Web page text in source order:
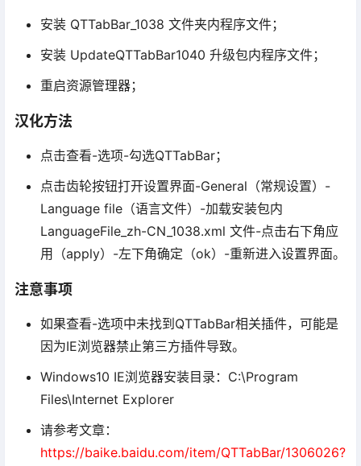
安装 QTTabBar_1038 文件夹内程序文件；
安装 UpdateQTTabBar1040 升级包内程序文件；
重启资源管理器；
汉化方法
点击查看-选项-勾选QTTabBar；
点击齿轮按钮打开设置界面-General（常规设置）-
Language file（语言文件）-加载安装包内
LanguageFile_zh-CN_1038.xml 文件-点击右下角应
用（apply）-左下角确定（ok）-重新进入设置界面。
注意事项
如果查看-选项中未找到QTTabBar相关插件，可能是
因为IE浏览器禁止第三方插件导致。
Windows10 IE浏览器安装目录：C:\Program
Files\Internet Explorer
请参考文章：
https://baike.baidu.com/item/QTTabBar/1306026?